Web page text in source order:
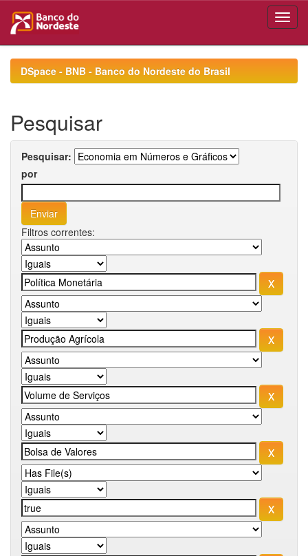
navigationDSpace - BNB - Banco do Nordeste do Brasil
Pesquisar
Pesquisar:
por
Filtros correntes: